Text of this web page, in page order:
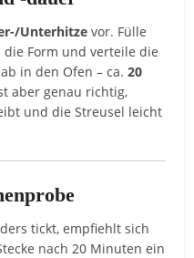
Unterhitze vor. Fülle
Form und verteile die
in den Ofen – ca.20
aber genau richtig,
und die Streusel leicht
tickt, empfiehlt sich
nach 20 Minuten ein